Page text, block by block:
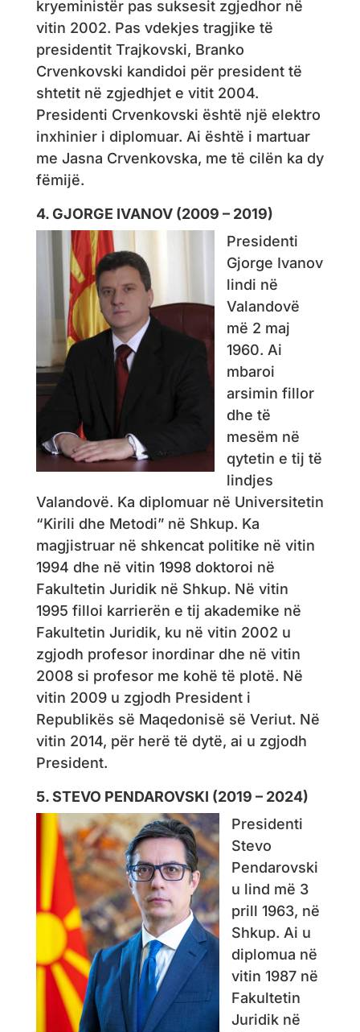
kryeministër pas suksesit zgjedhor në
vitin 2002. Pas vdekjes tragjike të
presidentit Trajkovski, Branko
Crvenkovski kandidoi për president të
shtetit në zgjedhjet e vitit 2004.
Presidenti Crvenkovski është një elektro
inxhinier i diplomuar. Ai është i martuar
me Jasna Crvenkovska, me të cilën ka dy
fëmijë.
4. GJORGE IVANOV (2009 – 2019)
Presidenti
Gjorge Ivanov
lindi në
Valandovë
më 2 maj
1960. Ai
mbaroi
arsimin fillor
dhe të
mesëm në
qytetin e tij të
lindjes
Valandovë. Ka diplomuar në Universitetin
“Kirili dhe Metodi” në Shkup. Ka
magjistruar në shkencat politike në vitin
1994 dhe në vitin 1998 doktoroi në
Fakultetin Juridik në Shkup. Në vitin
1995 filloi karrierën e tij akademike në
Fakultetin Juridik, ku në vitin 2002 u
zgjodh profesor inordinar dhe në vitin
2008 si profesor me kohë të plotë. Në
vitin 2009 u zgjodh President i
Republikës së Maqedonisë së Veriut. Në
vitin 2014, për herë të dytë, ai u zgjodh
President.
5. STEVO PENDAROVSKI (2019 – 2024)
Presidenti
Stevo
Pendarovski
u lind më 3
prill 1963, në
Shkup. Ai u
diplomua në
vitin 1987 në
Fakultetin
Juridik në